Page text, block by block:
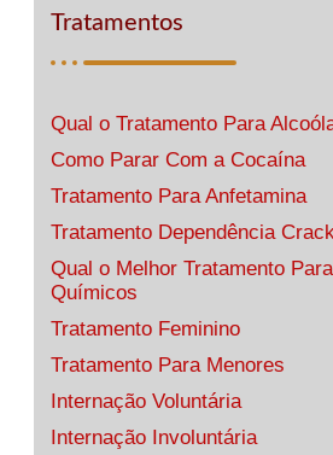
Tratamentos
Qual o Tratamento Para
Como Parar Com a Cocaína
Tratamento Para Anfetamina
Tratamento Dependência Crack
Qual o Melhor Tratamento
Químicos
Tratamento Feminino
Tratamento Para Menores
Internação Voluntária
Internação Involuntária